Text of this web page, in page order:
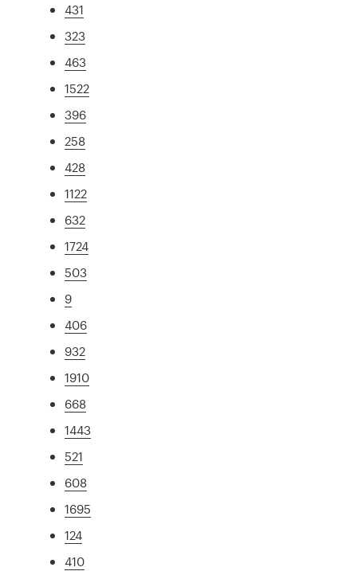
431
323
463
1522
396
258
428
1122
632
1724
503
9
406
932
1910
668
1443
521
608
1695
124
410